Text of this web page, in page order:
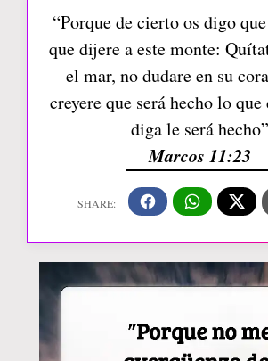
“Porque de cierto os digo
que dijere a este monte:
el mar, no dudare en su
creyere que será hecho lo
diga le será hecho”
Marcos 11:23